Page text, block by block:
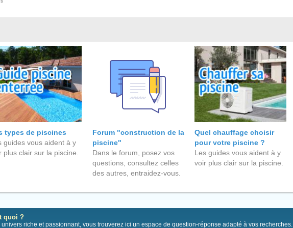
types de piscines
guides vous aident à y
plus clair sur la piscine.
Forum "construction de la
piscine"
Dans le forum, posez vos
questions, consultez celles
des autres, entraidez-vous.
Quel chauffage choisir
pour votre piscine ?
Les guides vous aident à y
voir plus clair sur la piscine.
quoi ?
riche et passionnant, vous trouverez ici un espace de question-réponse adapté à vos recherches.